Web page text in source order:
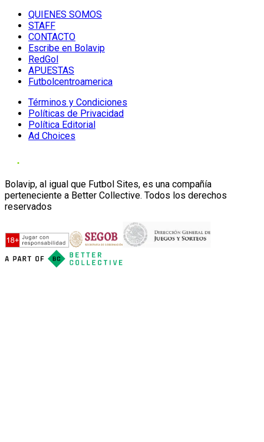
QUIENES SOMOS
STAFF
CONTACTO
Escribe en Bolavip
RedGol
APUESTAS
Futbolcentroamerica
Términos y Condiciones
Políticas de Privacidad
Política Editorial
Ad Choices
Bolavip, al igual que Futbol Sites, es una compañía
perteneciente a Better Collective. Todos los derechos
reservados